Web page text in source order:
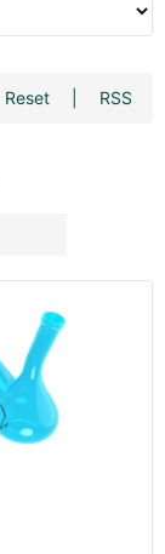
Reset RSS